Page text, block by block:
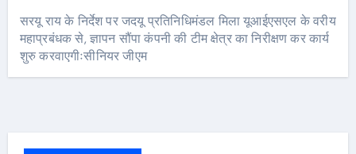
सरयू राय के निर्देश पर जदयू प्रतिनिधिमंडल मिला यूआईएसएल के वरीय
महाप्रबंधक से, ज्ञापन सौंपा कंपनी की टीम क्षेत्र का निरीक्षण कर कार्य
शुरु करवाएगीःसीनियर जीएम